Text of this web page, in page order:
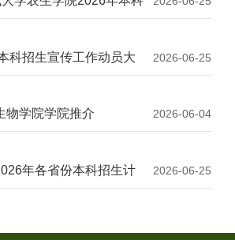
回放
2026-06-25
科招生宣传工作动员大
2026-06-04
物学院学院推介
2026-06-25
年各省份本科招生计